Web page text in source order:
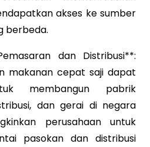
akses ke sumber
berbeda.
dan Distribusi**:
makanan cepat saji dapat
membangun pabrik
dan gerai di negara
perusahaan untuk
pasokan dan distribusi